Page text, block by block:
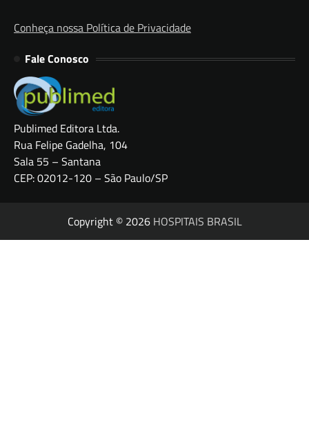
Conheça nossa Política de Privacidade
Fale Conosco
Publimed Editora Ltda.
Rua Felipe Gadelha, 104
Sala 55 – Santana
CEP: 02012-120 – São Paulo/SP
Copyright © 2026 HOSPITAIS BRASIL